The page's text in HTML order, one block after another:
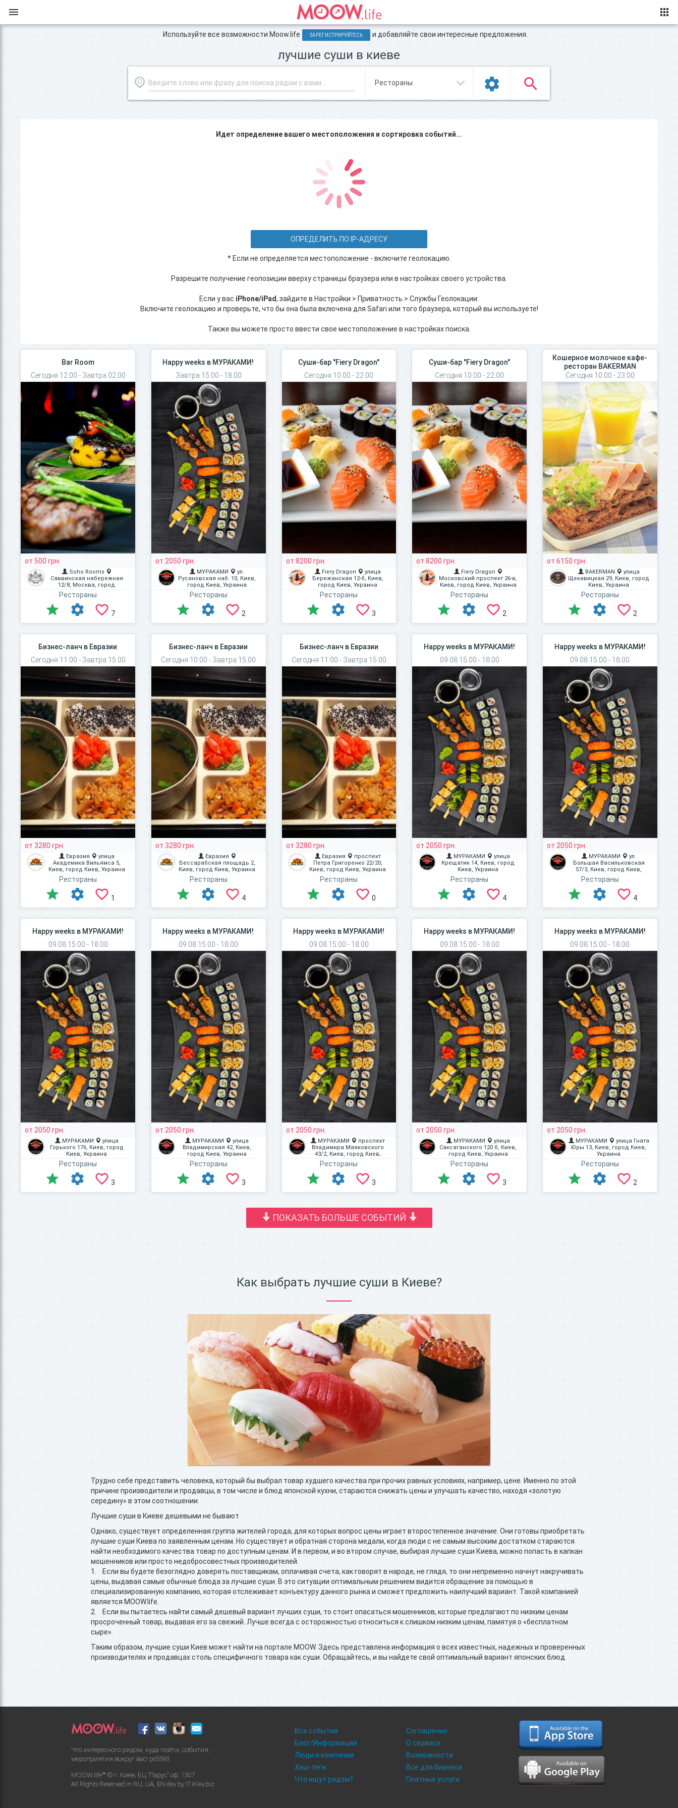
Используйте все возможности Moow.life ЗАРЕГИСТРИРУЙТЕСЬ и добавляйте свои интересные предложения.
лучшие суши в киеве
Идет определение вашего местоположения и сортировка событий...
ОПРЕДЕЛИТЬ ПО IP-АДРЕСУ
* Если не определяется местоположение - включите геолокацию.
Разрешите получение геопозиции вверху страницы браузера или в настройках своего устройства.
Если у вас iPhone/iPad, зайдите в Настройки > Приватность > Службы Геолокации:
Включите геолокацию и проверьте, что бы она была включена для Safari или того браузера, который вы используете!
Также вы можете просто ввести свое местоположение в настройках поиска.
Bar Room
Сегодня 12:00 - Завтра 02:00
от 500 грн.
Soho Rooms
Саввинская набережная
12/8, Москва, город
Рестораны
7
Happy weeks в МУРАКАМИ!
Завтра 15:00 - 18:00
от 2050 грн.
МУРАКАМИ
ул.
Русановская наб. 10, Киев,
город Киев, Украина
Рестораны
2
Суши-бар "Fiery Dragon"
Сегодня 10:00 - 22:00
от 8200 грн.
Fiery Dragon
улица
Бережанская 12-б, Киев,
город Киев, Украина
Рестораны
3
Суши-бар "Fiery Dragon"
Сегодня 10:00 - 22:00
от 8200 грн.
Fiery Dragon
Московский проспект 26-в,
Киев, город Киев, Украина
Рестораны
2
Кошерное молочное кафе-
ресторан BAKERMAN
Сегодня 10:00 - 23:00
от 6150 грн.
BAKERMAN
улица
Щекавицкая 29, Киев, город
Киев, Украина
Рестораны
2
Бизнес-ланч в Евразии
Сегодня 11:00 - Завтра 15:00
от 3280 грн.
Евразия
улица
Академика Вильямса 5,
Киев, город Киев, Украина
Рестораны
1
Бизнес-ланч в Евразии
Сегодня 10:00 - Завтра 15:00
от 3280 грн.
Евразия
Бессарабская площадь 2,
Киев, город Киев, Украина
Рестораны
4
Бизнес-ланч в Евразии
Сегодня 11:00 - Завтра 15:00
от 3280 грн.
Евразия
проспект
Петра Григоренко 22/20,
Киев, город Киев, Украина
Рестораны
0
Happy weeks в МУРАКАМИ!
09.08 15:00 - 18:00
от 2050 грн.
МУРАКАМИ
улица
Крещатик 14, Киев, город
Киев, Украина
Рестораны
4
Happy weeks в МУРАКАМИ!
09.08 15:00 - 18:00
от 2050 грн.
МУРАКАМИ
ул.
Большая Васильковская
57/3, Киев, город Киев,
Рестораны
4
Happy weeks в МУРАКАМИ!
09.08 15:00 - 18:00
от 2050 грн.
МУРАКАМИ
улица
Горького 176, Киев, город
Киев, Украина
Рестораны
3
Happy weeks в МУРАКАМИ!
09.08 15:00 - 18:00
от 2050 грн.
МУРАКАМИ
улица
Владимирская 42, Киев,
город Киев, Украина
Рестораны
3
Happy weeks в МУРАКАМИ!
09.08 15:00 - 18:00
от 2050 грн.
МУРАКАМИ
проспект
Владимира Маяковского
43/2, Киев, город Киев,
Рестораны
3
Happy weeks в МУРАКАМИ!
09.08 15:00 - 18:00
от 2050 грн.
МУРАКАМИ
улица
Саксаганского 120 б, Киев,
город Киев, Украина
Рестораны
3
Happy weeks в МУРАКАМИ!
09.08 15:00 - 18:00
от 2050 грн.
МУРАКАМИ
улица Гната
Юры 13, Киев, город Киев,
Украина
Рестораны
2
ПОКАЗАТЬ БОЛЬШЕ СОБЫТИЙ
Как выбрать лучшие суши в Киеве?
Трудно себе представить человека, который бы выбрал товар худшего качества при прочих равных условиях, например, цене. Именно по этой
причине производители и продавцы, в том числе и блюд японской кухни, стараются снижать цены и улучшать качество, находя «золотую
середину» в этом соотношении.
Лучшие суши в Киеве дешевыми не бывают
Однако, существует определенная группа жителей города, для которых вопрос цены играет второстепенное значение. Они готовы приобретать
лучшие суши Киева по заявленным ценам. Но существует и обратная сторона медали, когда люди с не самым высоким достатком стараются
найти необходимого качества товар по доступным ценам. И в первом, и во втором случае, выбирая лучшие суши Киева, можно попасть в капкан
мошенников или просто недобросовестных производителей.
1. Если вы будете безоглядно доверять поставщикам, оплачивая счета, как говорят в народе, не глядя, то они непременно начнут накручивать
цены, выдавая самые обычные блюда за лучшие суши. В это ситуации оптимальным решением видится обращение за помощью в
специализированную компанию, которая отслеживает конъектуру данного рынка и сможет предложить наилучший вариант. Такой компанией
является MOOW.life.
2. Если вы пытаетесь найти самый дешевый вариант лучших суши, то стоит опасаться мошенников, которые предлагают по низким ценам
просроченный товар, выдавая его за свежий. Лучше всегда с осторожностью относиться к слишком низким ценам, памятуя о «бесплатном
сыре».
Таким образом, лучшие суши Киев может найти на портале MOOW. Здесь представлена информация о всех известных, надежных и проверенных
производителях и продавцах столь специфичного товара как суши. Обращайтесь, и вы найдете свой оптимальный вариант японских блюд.
Что интересного рядом, куда пойти, события,
мероприятия вокруг вас! ps5593
MOOW.life™ © г. Киев, БЦ "Парус" оф. 1307
All Rights Reserved in RU, UA, EN dev by IT.iKiev.biz
Все события
Блог/Информация
Люди и компании
Хеш-теги
Что ищут рядом?
Соглашение
О сервисе
Возможности
Все для бизнеса
Платные услуги